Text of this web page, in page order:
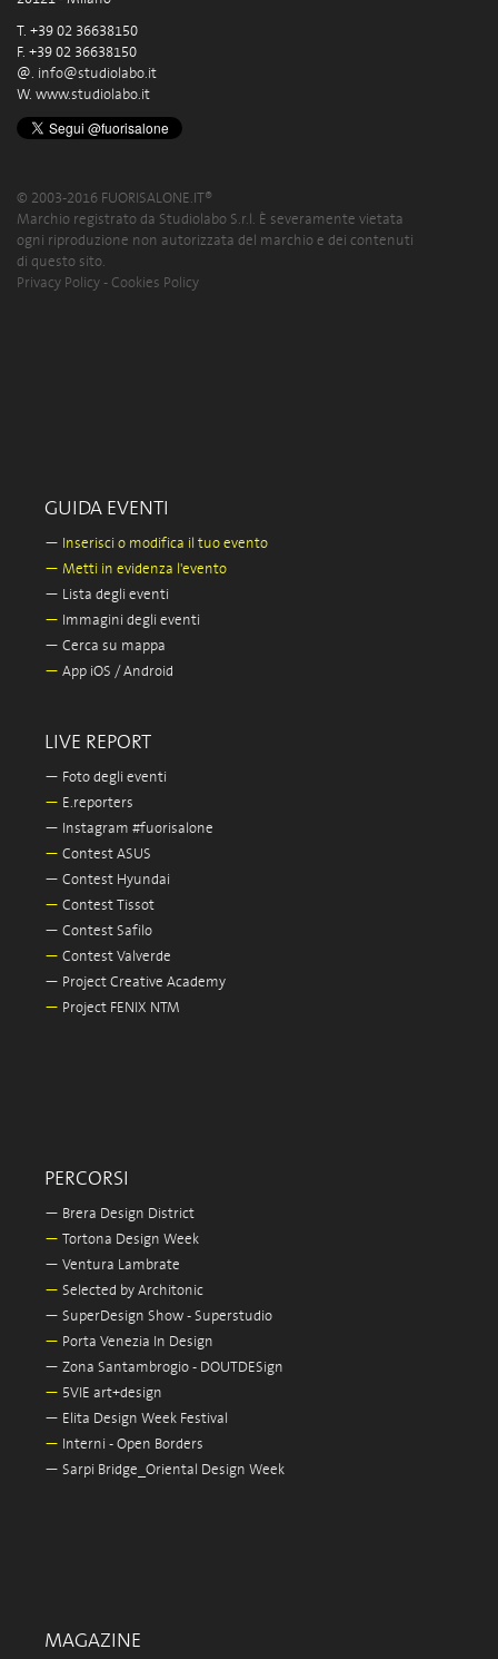
T. +39 02 36638150
F. +39 02 36638150
@. info@studiolabo.it
W. www.studiolabo.it
© 2003-2016 FUORISALONE.IT®
Marchio registrato da Studiolabo S.r.l. È severamente vietata
ogni riproduzione non autorizzata del marchio e dei contenuti
di questo sito.
Privacy Policy - Cookies Policy
GUIDA EVENTI
— Inserisci o modifica il tuo evento
— Metti in evidenza l'evento
— Lista degli eventi
— Immagini degli eventi
— Cerca su mappa
— App iOS / Android
LIVE REPORT
— Foto degli eventi
— E.reporters
— Instagram #fuorisalone
— Contest ASUS
— Contest Hyundai
— Contest Tissot
— Contest Safilo
— Contest Valverde
— Project Creative Academy
— Project FENIX NTM
PERCORSI
— Brera Design District
— Tortona Design Week
— Ventura Lambrate
— Selected by Architonic
— SuperDesign Show - Superstudio
— Porta Venezia In Design
— Zona Santambrogio - DOUTDESign
— 5VIE art+design
— Elita Design Week Festival
— Interni - Open Borders
— Sarpi Bridge_Oriental Design Week
MAGAZINE